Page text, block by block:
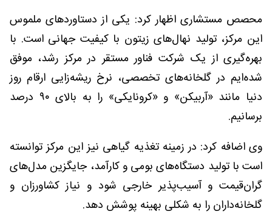
محصص مستشاری اظهار کرد: یکی از دستاوردهای ملموس
این مرکز، تولید نهال‌های زیتون با کیفیت جهانی است. با
بهره‌گیری از یک شرکت فناور مستقر در مرکز رشد، موفق
شده‌ایم در گلخانه‌های تخصصی، نرخ ریشه‌زایی ارقام روز
دنیا مانند «آربیکن» و «کرونایکی» را به بالای ۹۰ درصد
برسانیم.
وی اضافه کرد: در زمینه تغذیه گیاهی نیز این مرکز توانسته
است با تولید دستگاه‌های بومی و کارآمد، جایگزین مدل‌های
گران‌قیمت و آسیب‌پذیر خارجی شود و نیاز کشاورزان و
گلخانه‌داران را به شکلی بهینه پوشش دهد.